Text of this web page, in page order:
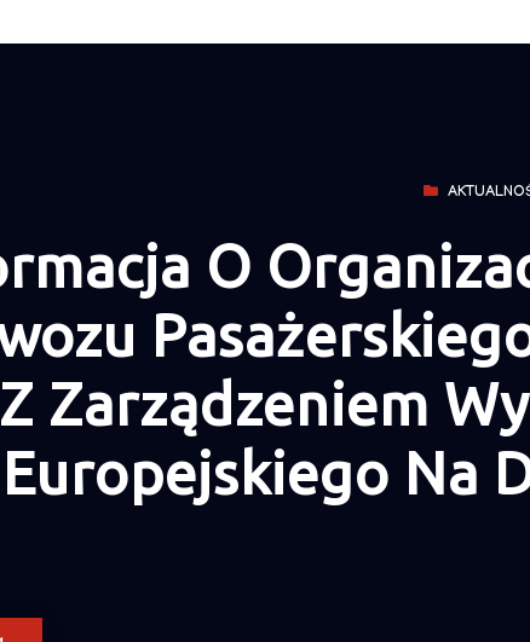
O
Z Zarządzeniem
Europejskiego Na